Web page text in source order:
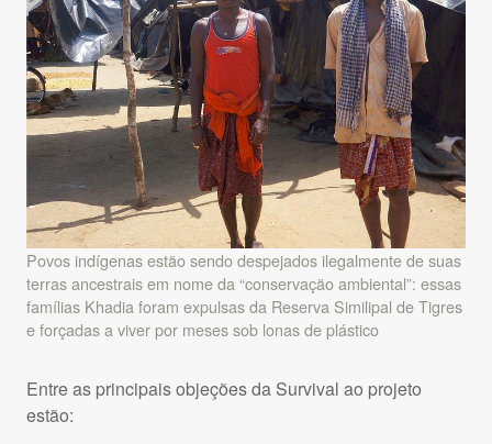
Povos indígenas estão sendo despejados ilegalmente de suas
terras ancestrais em nome da “conservação ambiental”: essas
famílias Khadia foram expulsas da Reserva Similipal de Tigres
e forçadas a viver por meses sob lonas de plástico
Entre as principais objeções da Survival ao projeto
estão: